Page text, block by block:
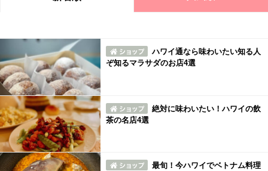
ハワイ通なら味わいたい知る人
ぞ知るマラサダのお店4選
絶対に味わいたい！ハワイの飲
茶の名店4選
最旬！今ハワイでベトナム料理